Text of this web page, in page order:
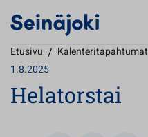
Etusivu / Kalenteritapahtumat
1.8.2025
Helatorstai